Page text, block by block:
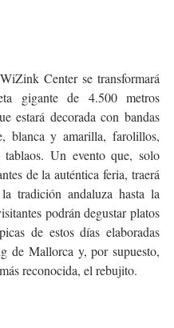
Center se transformará
gigante de 4.500 metros
estará decorada con bandas
blanca y amarilla, farolillos,
tablaos. Un evento que, solo
de la auténtica feria, traerá
tradición andaluza hasta la
podrán degustar platos
de estos días elaboradas
de Mallorca y, por supuesto,
reconocida, el rebujito.